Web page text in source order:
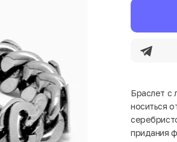
Браслет с
носиться
придания